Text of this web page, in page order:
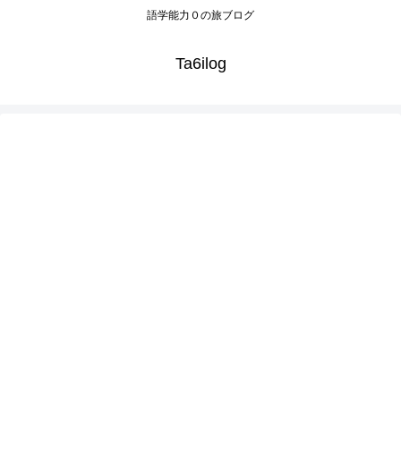
語学能力０の旅ブログ
Ta6ilog